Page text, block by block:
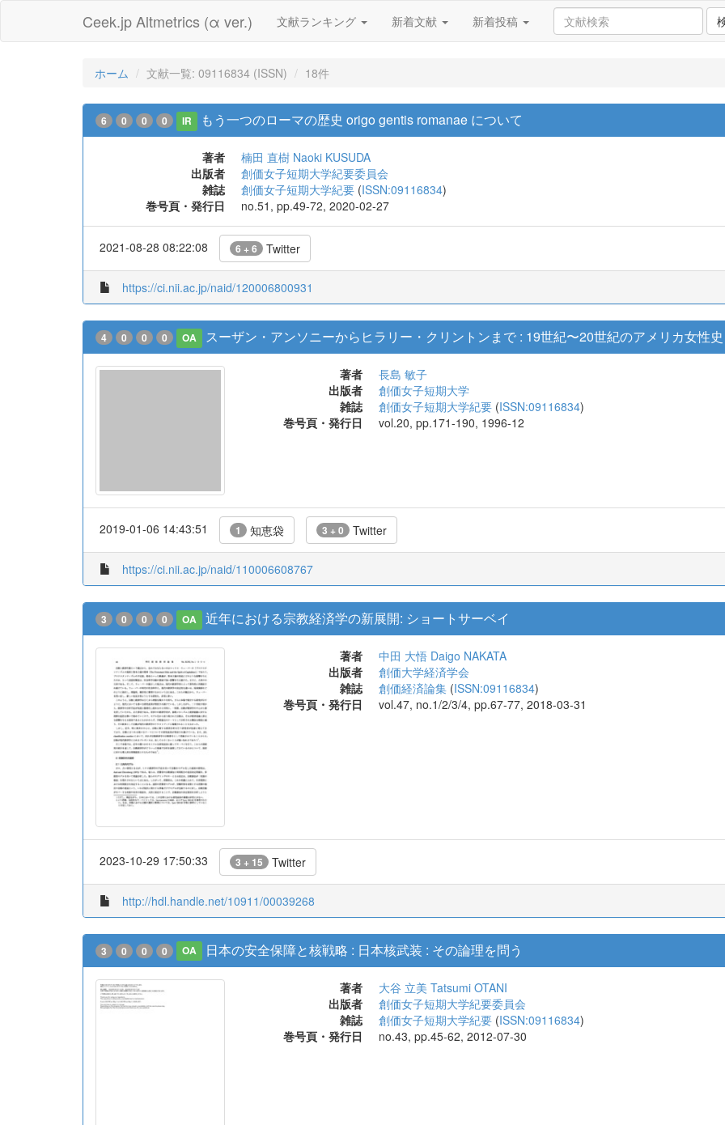
Ceek.jp Altmetrics (α ver.) 文献ランキング 新着文献 新着投稿
ホーム 文献一覧: 09116834 (ISSN) 18件
6 0 0 0 IR もう一つのローマの歴史 origo gentis romanae について
著者 楠田 直樹 Naoki KUSUDA
出版者
創価女子短期大学紀要委員会
雑誌
創価女子短期大学紀要 (ISSN:09116834)
巻号頁・発行日
no.51, pp.49-72, 2020-02-27
2021-08-28 08:22:08 6 + 6 Twitter
https://ci.nii.ac.jp/naid/120006800931
4 0 0 0 OA スーザン・アンソニーからヒラリー・クリントンまで : 19世紀〜20世紀のアメリカ女性史
著者
長島 敏子
出版者
創価女子短期大学
雑誌
創価女子短期大学紀要 (ISSN:09116834)
巻号頁・発行日
vol.20, pp.171-190, 1996-12
2019-01-06 14:43:51 1 知恵袋 3 + 0 Twitter
https://ci.nii.ac.jp/naid/110006608767
3 0 0 0 OA 近年における宗教経済学の新展開: ショートサーベイ
著者 中田 大悟 Daigo NAKATA
出版者
創価大学経済学会
雑誌
創価経済論集 (ISSN:09116834)
巻号頁・発行日
vol.47, no.1/2/3/4, pp.67-77, 2018-03-31
2023-10-29 17:50:33 3 + 15 Twitter
http://hdl.handle.net/10911/00039268
3 0 0 0 OA 日本の安全保障と核戦略 : 日本核武装 : その論理を問う
著者 大谷 立美 Tatsumi OTANI
出版者
創価女子短期大学紀要委員会
雑誌
創価女子短期大学紀要 (ISSN:09116834)
巻号頁・発行日
no.43, pp.45-62, 2012-07-30